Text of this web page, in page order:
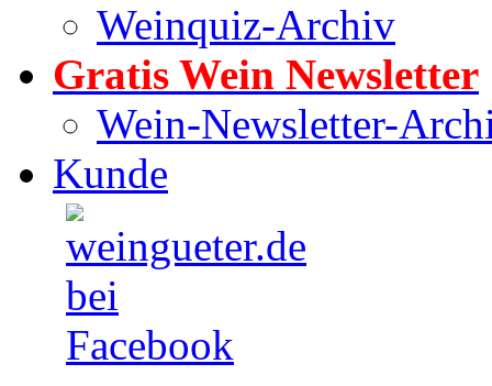
Weinquiz-Archiv
Gratis Wein Newsletter
Wein-Newsletter-
Kunde